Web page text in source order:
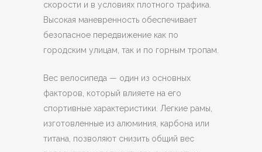
скорости и в условиях плотного трафика.
Высокая маневренность обеспечивает
безопасное передвижение как по
городским улицам, так и по горным тропам.
Вес велосипеда — один из основных
факторов, который влияете на его
спортивные характеристики. Легкие рамы,
изготовленные из алюминия, карбона или
титана, позволяют снизить общий вес